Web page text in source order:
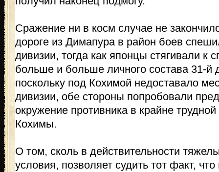
Сражение ни в косм случае не
дороге из Димапура в район боев
дивизии, тогда как японцы стягивали к
больше и больше личного состава 31-й
поскольку под Кохимой недоставало
дивизии, обе стороны попробовали
окружение противника в крайне трудной
Кохимы.
О том, сколь в действительности
условия, позволяет судить тот факт,